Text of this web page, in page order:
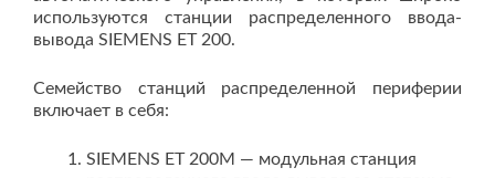
используются станции распределенного ввода-
вывода SIEMENS ET 200.
Семейство станций распределенной периферии
включает в себя:
SIEMENS ЕТ 200М — модульная станция